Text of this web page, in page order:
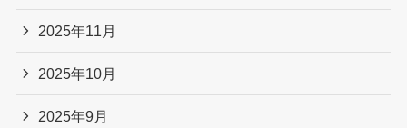
2025年11月
2025年10月
2025年9月